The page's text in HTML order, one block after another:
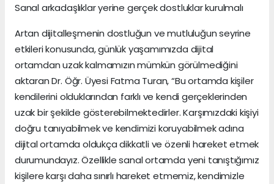
Sanal arkadaşlıklar yerine gerçek dostluklar kurulmalı
Artan dijitalleşmenin dostluğun ve mutluluğun seyrine
etkileri konusunda, günlük yaşamımızda dijital
ortamdan uzak kalmamızın mümkün görülmediğini
aktaran Dr. Öğr. Üyesi Fatma Turan, “Bu ortamda kişiler
kendilerini olduklarından farklı ve kendi gerçeklerinden
uzak bir şekilde gösterebilmektedirler. Karşımızdaki kişiyi
doğru tanıyabilmek ve kendimizi koruyabilmek adına
dijital ortamda oldukça dikkatli ve özenli hareket etmek
durumundayız. Özellikle sanal ortamda yeni tanıştığımız
kişilere karşı daha sınırlı hareket etmemiz, kendimizle